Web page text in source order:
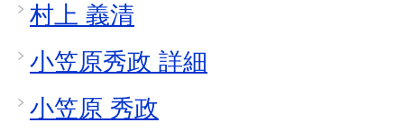
村上 義清
小笠原秀政 詳細
小笠原 秀政